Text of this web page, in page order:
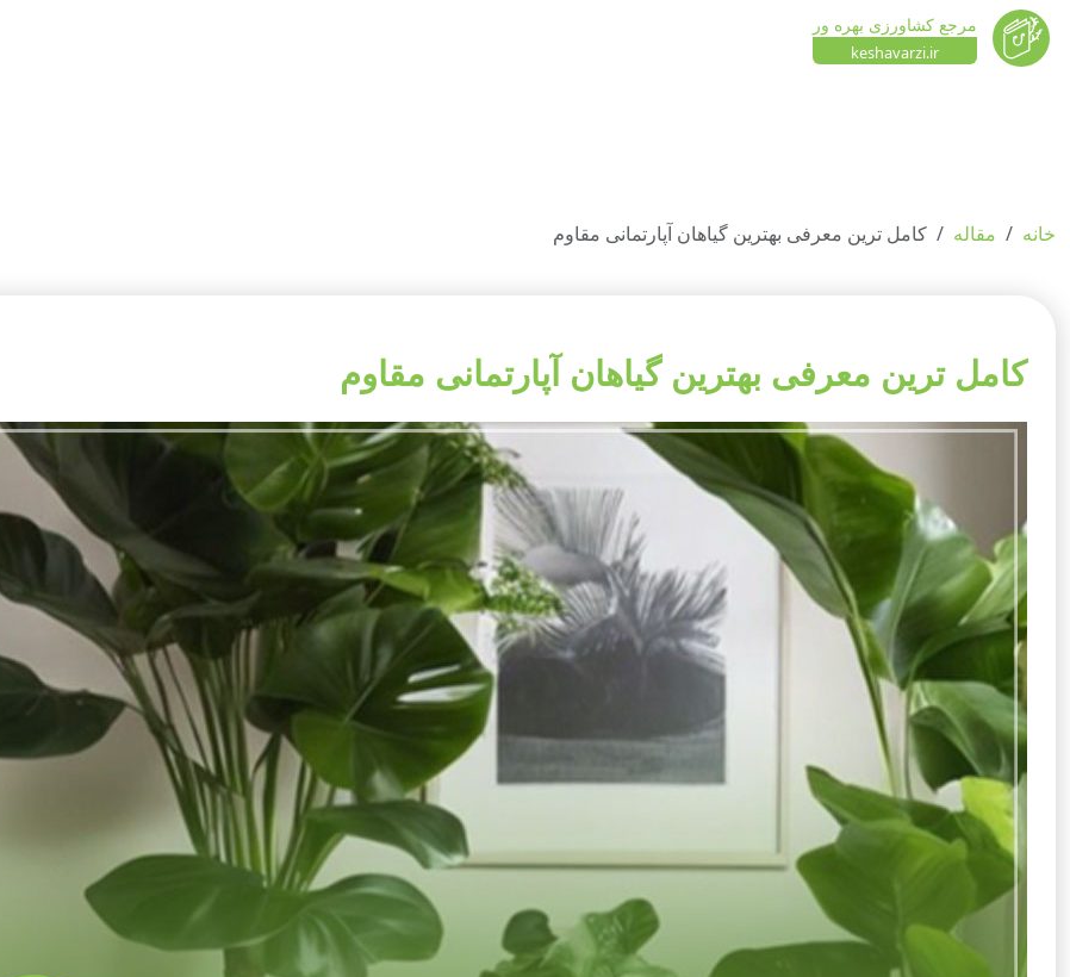
مرجع کشاورزی بهره ور
keshavarzi.ir
خانه مقاله کامل ترین معرفی بهترین گیاهان آپارتمانی مقاوم
کامل ترین معرفی بهترین گیاهان آپارتمانی مقاوم